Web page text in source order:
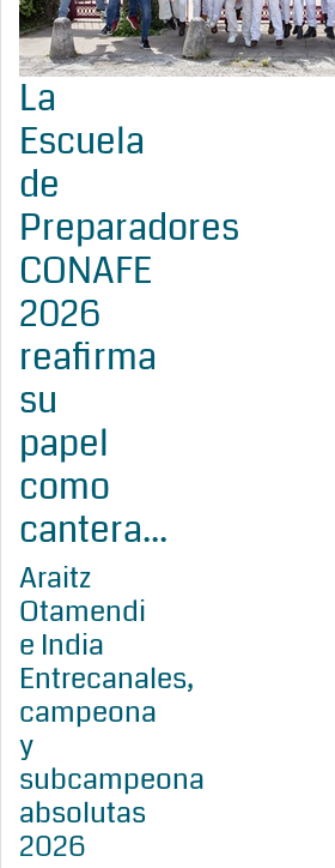
La
Escuela
de
Preparadores
CONAFE
2026
reafirma
su
papel
como
cantera...
Araitz
Otamendi
e India
Entrecanales,
campeona
y
subcampeona
absolutas
2026